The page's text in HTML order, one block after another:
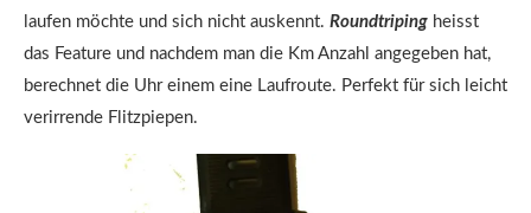
laufen möchte und sich nicht auskennt. Roundtriping heisst
das Feature und nachdem man die Km Anzahl angegeben hat,
berechnet die Uhr einem eine Laufroute. Perfekt für sich leicht
verirrende Flitzpiepen.